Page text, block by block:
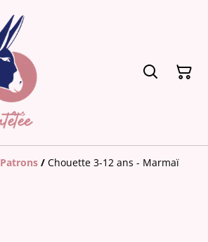
Patrons / Chouette 3-12 ans - Marmaï